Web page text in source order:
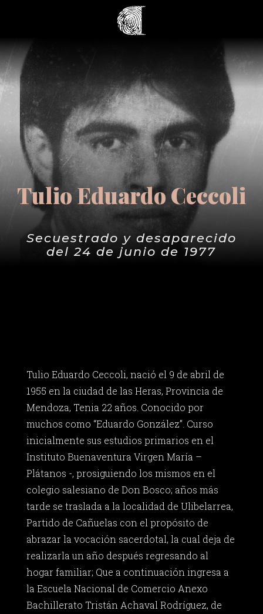
Tulio Eduardo Ceccoli
Secuestrado y desaparecido
del 24 de junio de 1977
Tulio Eduardo Ceccoli, nació el 9 de abril de
1955 en la ciudad de las Heras, Provincia de
Mendoza, Tenia 22 años. Conocido por
muchos como “Eduardo González”. Curso
inicialmente sus estudios primarios en el
Instituto Buenaventura Virgen María –
Plátanos -, prosiguiendo los mismos en el
colegio salesiano de Don Bosco; años más
tarde se traslada a la localidad de Ulibelarrea,
Partido de Cañuelas con el propósito de
abrazar la vocación sacerdotal, la cual deja de
realizarla un año después regresando al
hogar familiar; Que a continuación ingresa a
la Escuela Nacional de Comercio Anexo
Bachillerato Tristán Achaval Rodríguez, de